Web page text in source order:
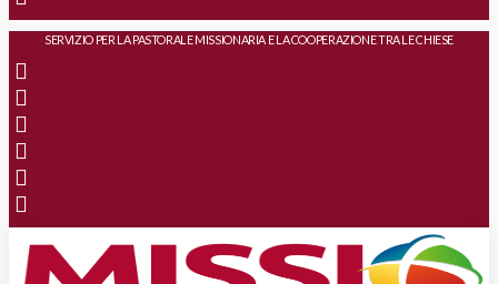
SERVIZIO PER LA PASTORALE MISSIONARIA E LA COOPERAZIONE TRA LE CHIESE